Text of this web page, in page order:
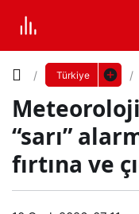
Türkiye
“sarı”
fırtına ve
Met
Yazı